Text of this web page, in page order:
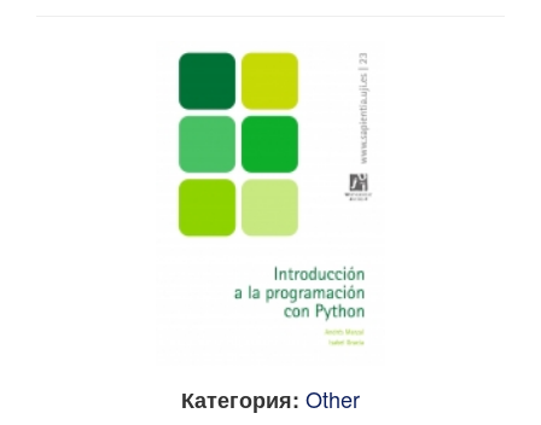
Категория: Other